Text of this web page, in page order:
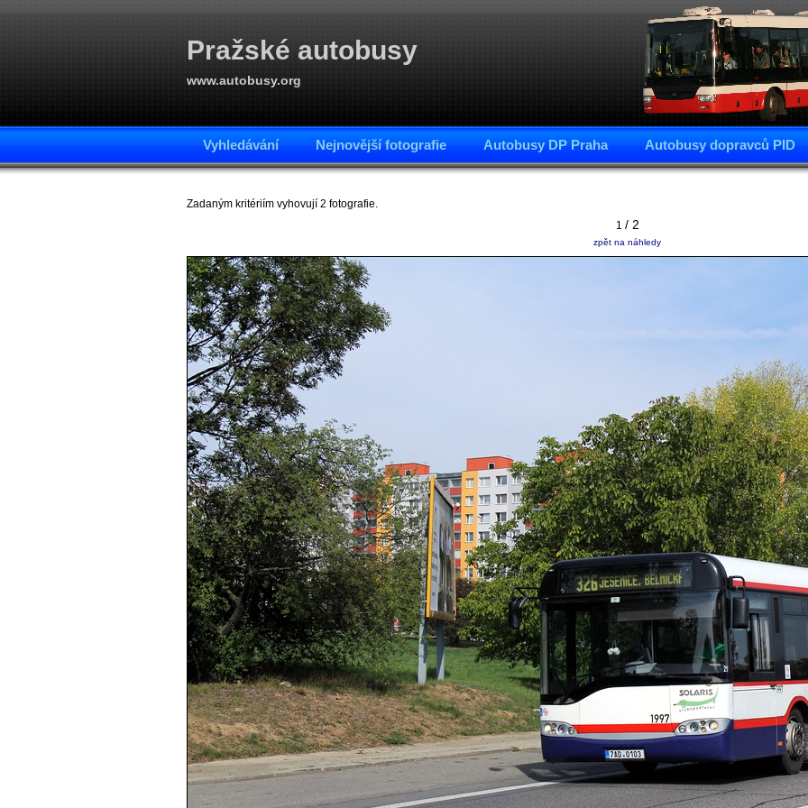
Pražské autobusy
www.autobusy.org
Vyhledávání Nejnovější fotografie Autobusy DP Praha Autobusy dopravců PID
Zadaným kritériím vyhovují 2 fotografie.
1 / 2
zpět na náhledy